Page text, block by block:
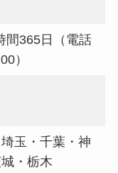
365日（電話
）
埼玉・千葉・神
・栃木